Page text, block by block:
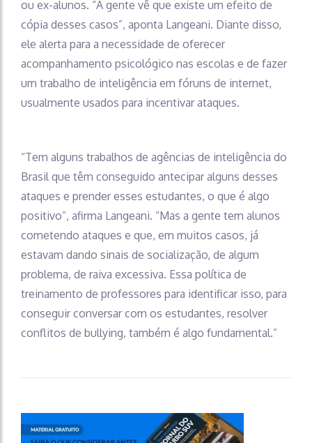
ou ex-alunos. “A gente vê que existe um efeito de
cópia desses casos”, aponta Langeani. Diante disso,
ele alerta para a necessidade de oferecer
acompanhamento psicológico nas escolas e de fazer
um trabalho de inteligência em fóruns de internet,
usualmente usados para incentivar ataques.
“Tem alguns trabalhos de agências de inteligência do
Brasil que têm conseguido antecipar alguns desses
ataques e prender esses estudantes, o que é algo
positivo”, afirma Langeani. “Mas a gente tem alunos
cometendo ataques e que, em muitos casos, já
estavam dando sinais de socialização, de algum
problema, de raiva excessiva. Essa política de
treinamento de professores para identificar isso, para
conseguir conversar com os estudantes, resolver
conflitos de bullying, também é algo fundamental.”